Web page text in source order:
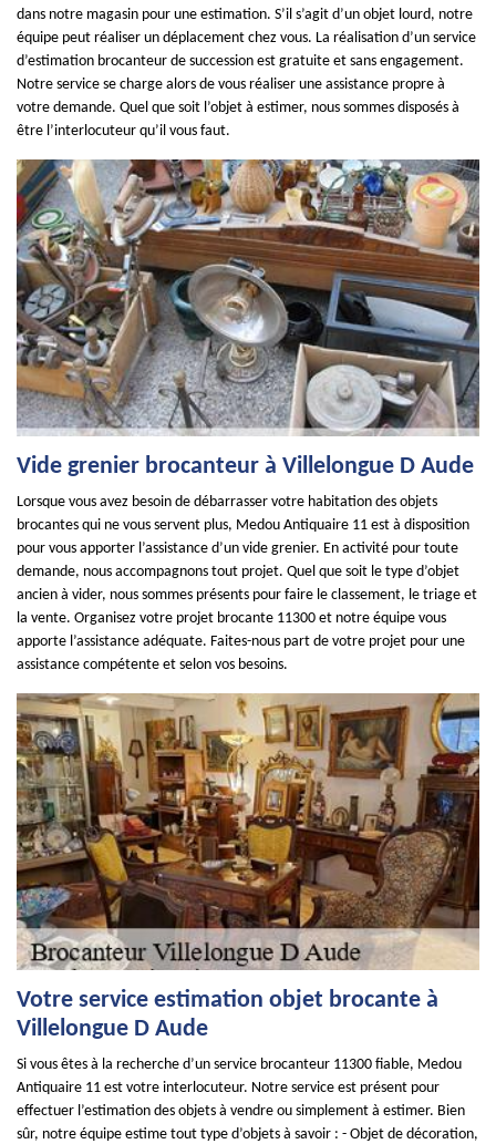
dans notre magasin pour une estimation. S’il s’agit d’un objet lourd, notre
équipe peut réaliser un déplacement chez vous. La réalisation d’un service
d’estimation brocanteur de succession est gratuite et sans engagement.
Notre service se charge alors de vous réaliser une assistance propre à
votre demande. Quel que soit l’objet à estimer, nous sommes disposés à
être l’interlocuteur qu’il vous faut.
Vide grenier brocanteur à Villelongue D Aude
Lorsque vous avez besoin de débarrasser votre habitation des objets
brocantes qui ne vous servent plus, Medou Antiquaire 11 est à disposition
pour vous apporter l’assistance d’un vide grenier. En activité pour toute
demande, nous accompagnons tout projet. Quel que soit le type d’objet
ancien à vider, nous sommes présents pour faire le classement, le triage et
la vente. Organisez votre projet brocante 11300 et notre équipe vous
apporte l’assistance adéquate. Faites-nous part de votre projet pour une
assistance compétente et selon vos besoins.
Votre service estimation objet brocante à
Villelongue D Aude
Si vous êtes à la recherche d’un service brocanteur 11300 fiable, Medou
Antiquaire 11 est votre interlocuteur. Notre service est présent pour
effectuer l’estimation des objets à vendre ou simplement à estimer. Bien
sûr, notre équipe estime tout type d’objets à savoir : - Objet de décoration,